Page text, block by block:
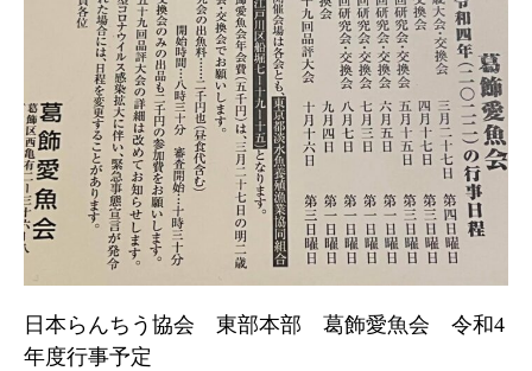
日本らんちう協会 東部本部 葛飾愛魚会 令和4
年度行事予定